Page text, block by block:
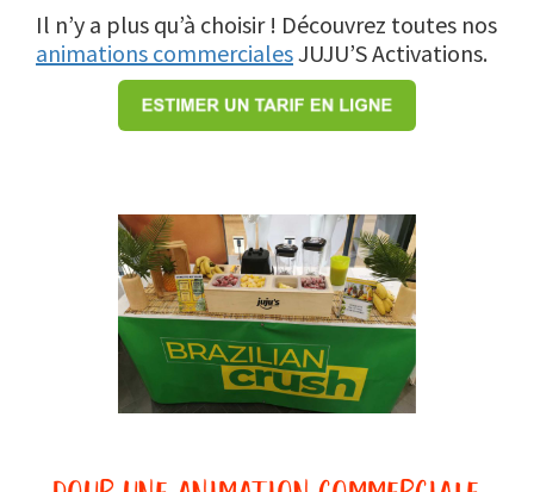
Il n’y a plus qu’à choisir ! Découvrez toutes nos
animations commercialesJUJU’S Activations.